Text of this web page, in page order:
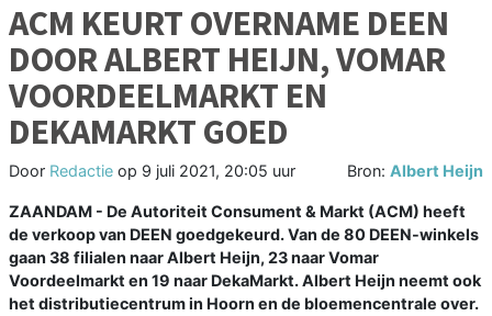
ACM KEURT OVERNAME DEEN
DOOR ALBERT HEIJN, VOMAR
VOORDEELMARKT EN
DEKAMARKT GOED
Door Redactie op 9 juli 2021, 20:05 uur Bron: Albert Heijn
ZAANDAM - De Autoriteit Consument & Markt (ACM) heeft
de verkoop van DEEN goedgekeurd. Van de 80 DEEN-winkels
gaan 38 filialen naar Albert Heijn, 23 naar Vomar
Voordeelmarkt en 19 naar DekaMarkt. Albert Heijn neemt ook
het distributiecentrum in Hoorn en de bloemencentrale over.